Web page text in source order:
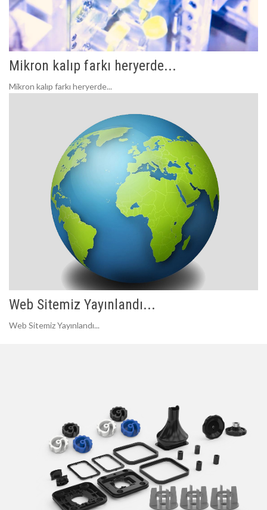
Mikron kalıp farkı heryerde...
Mikron kalıp farkı heryerde...
Web Sitemiz Yayınlandı...
Web Sitemiz Yayınlandı...